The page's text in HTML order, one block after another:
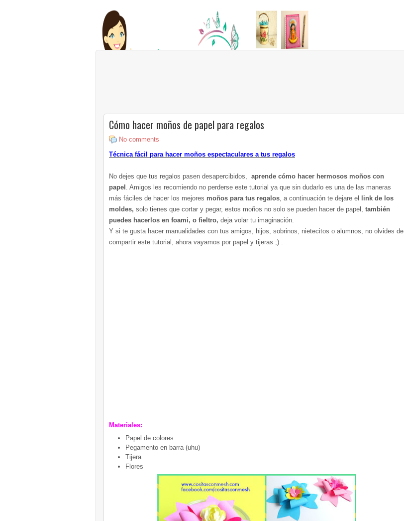
Cómo hacer moños de papel para regalos
No comments
Técnica fácil para hacer moños espectaculares a tus regalos
No dejes que tus regalos pasen desapercibidos, aprende cómo hacer hermosos moños con
papel . Amigos les recomiendo no perderse este tutorial ya que sin dudarlo es una de las maneras
más fáciles de hacer los mejores moños para tus regalos, a continuación te dejare el
link de los
moldes, solo tienes que cortar y pegar, estos moños no solo se pueden hacer de papel, también
puedes hacerlos en foami, o fieltro, deja volar tu imaginación.
Y si te gusta hacer manualidades con tus amigos, hijos, sobrinos, nietecitos o alumnos, no olvides de
compartir este tutorial, ahora vayamos por papel y tijeras ;) .
Materiales:
Papel de colores
Pegamento en barra (uhu)
Tijera
Flores